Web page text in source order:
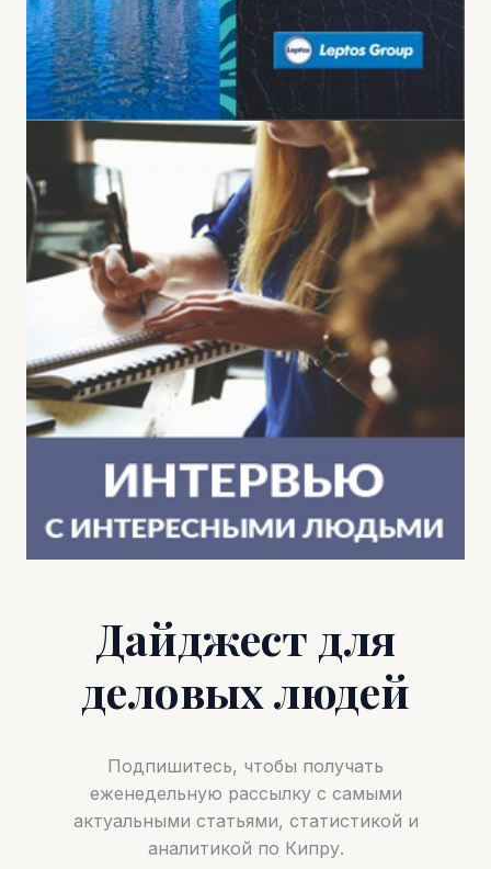
Дайджест для
деловых людей
Подпишитесь, чтобы получать
еженедельную рассылку с самыми
актуальными статьями, статистикой и
аналитикой по Кипру.